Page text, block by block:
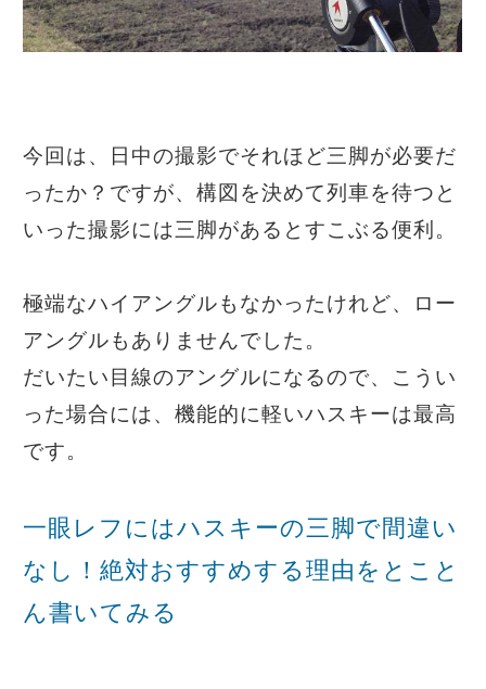
今回は、日中の撮影でそれほど三脚が必要だ
ったか？ですが、構図を決めて列車を待つと
いった撮影には三脚があるとすこぶる便利。
極端なハイアングルもなかったけれど、ロー
アングルもありませんでした。
だいたい目線のアングルになるので、こうい
った場合には、機能的に軽いハスキーは最高
です。
一眼レフにはハスキーの三脚で間違い
なし！絶対おすすめする理由をとこと
ん書いてみる